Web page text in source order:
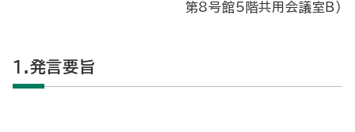
第8号館5階共用会議室B）
1.発言要旨